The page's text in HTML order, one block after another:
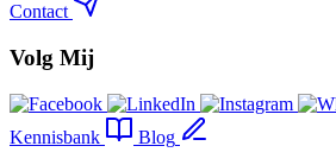
Contact
Volg Mij
Kennisbank
Blog